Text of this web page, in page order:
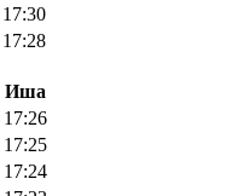
17:30
17:28
Иша
17:26
17:25
17:24